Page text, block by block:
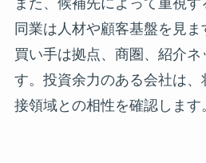
同業は人材や顧客基盤を見
買い手は拠点、商圏、紹介ネ
す。投資余力のある会社は
接領域との相性を確認します